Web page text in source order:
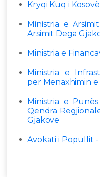
Kryqi Kuq i
Ministria e
Arsimit Dega
Ministria e
Ministria e
për Menaxhimin
Ministria e
Qendra
Gjakove
Avokati i Popullit